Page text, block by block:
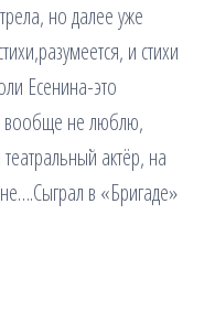
но далее уже
и стихи
Есенина-это
вообще не люблю,
актёр, на
в «Бригаде»